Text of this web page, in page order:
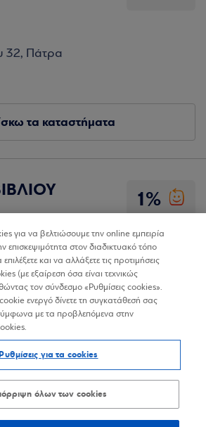
32, Πάτρα
τα καταστήματα
1%
τα καταστήματα
για να βελτιώσουμε την online εμπειρία
επισκεψιμότητα στον διαδικτυακό τόπο
και να αλλάξετε τις προτιμήσεις
(με εξαίρεση όσα είναι τεχνικώς
τον σύνδεσμο «Ρυθμίσεις cookies».
ενεργό δίνετε τη συγκατάθεσή σας
με τα προβλεπόμενα στην
για τα cookies
όλων των cookies